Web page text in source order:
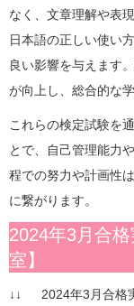
なく、文章理解や表
日本語の正しい使い
良い影響を与えます
が向上し、総合的な
これらの検定試験を
とで、自己管理能力
程での努力や計画性
に繋がります。
2024年3月合
室】
↓↓ 2024年3月合